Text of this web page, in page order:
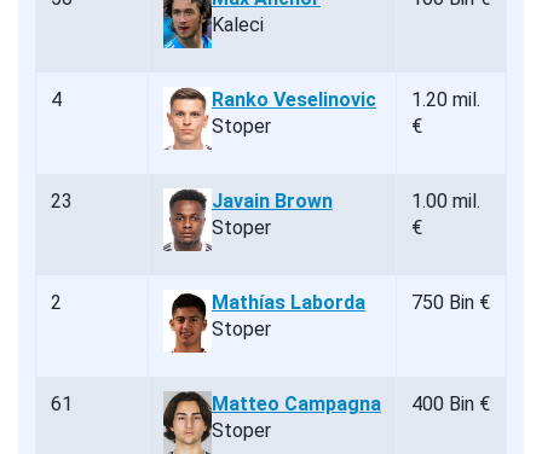
Kaleci
4
Ranko Veselinovic
Stoper
1.20 mil.
€
23
Javain Brown
Stoper
1.00 mil.
€
2
Mathías Laborda
Stoper
750 Bin €
61
Matteo Campagna
Stoper
400 Bin €